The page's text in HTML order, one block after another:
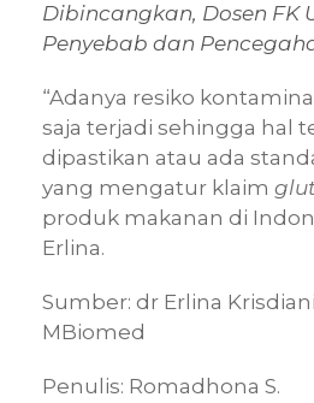
Dibincangkan, Dosen FK
Penyebab dan
“Adanya resiko
saja terjadi sehingga hal
dipastikan atau ada
yang mengatur klaim
produk makanan di
Erlina.
Sumber: dr Erlina
MBiomed
Penulis: Romadhona S.